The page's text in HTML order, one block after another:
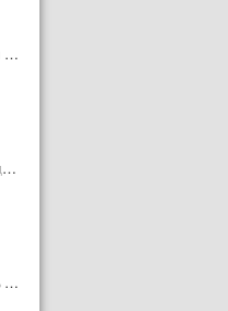
Disney признали провал «Мандалорца и Грогу» и еще одной новинки | Plugged In Ru
Режиссер покинул «Мир Юрского периода 5» | Plugged In Ru
Итоговые сборы «Супергерл» оказались худшими для DC за два десятилетия | Plugged In Ru